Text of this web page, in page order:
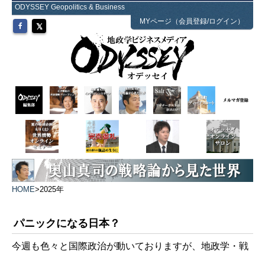
ODYSSEY Geopolitics & Business
MYページ（会員登録/ログイン）
HOME>2025年
パニックになる日本？
今週も色々と国際政治が動いておりますが、地政学・戦